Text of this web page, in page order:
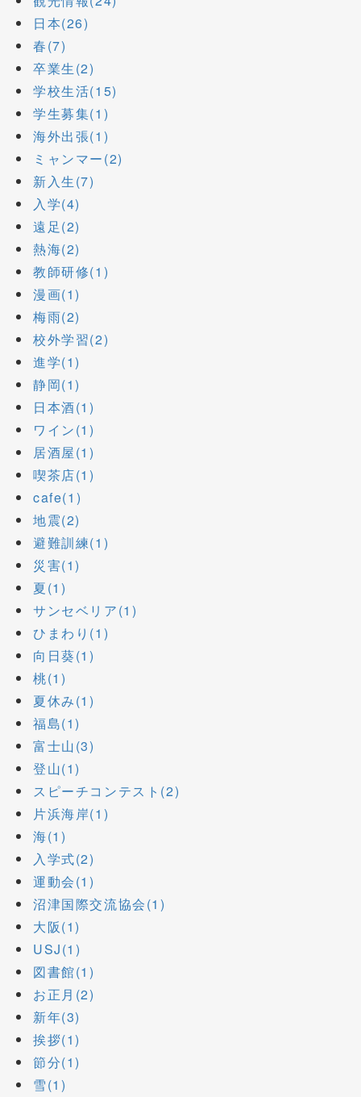
日本(26)
春(7)
卒業生(2)
学校生活(15)
学生募集(1)
海外出張(1)
ミャンマー(2)
新入生(7)
入学(4)
遠足(2)
熱海(2)
教師研修(1)
漫画(1)
梅雨(2)
校外学習(2)
進学(1)
静岡(1)
日本酒(1)
ワイン(1)
居酒屋(1)
喫茶店(1)
cafe(1)
地震(2)
避難訓練(1)
災害(1)
夏(1)
サンセベリア(1)
ひまわり(1)
向日葵(1)
桃(1)
夏休み(1)
福島(1)
富士山(3)
登山(1)
スピーチコンテスト(2)
片浜海岸(1)
海(1)
入学式(2)
運動会(1)
沼津国際交流協会(1)
大阪(1)
USJ(1)
図書館(1)
お正月(2)
新年(3)
挨拶(1)
節分(1)
雪(1)